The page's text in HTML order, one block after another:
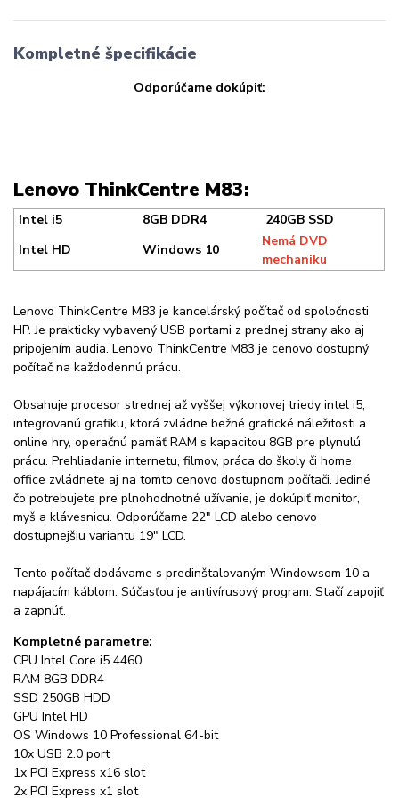
Kompletné špecifikácie
Odporúčame dokúpiť:
Lenovo ThinkCentre M83:
Intel i5 8GB DDR4
240GB SSD
Intel HD
Windows 10
Nemá DVD
mechaniku
Lenovo ThinkCentre M83 je kancelárský počítač od spoločnosti
HP. Je prakticky vybavený USB portami z prednej strany ako aj
pripojením audia. Lenovo ThinkCentre M83 je cenovo dostupný
počítač na každodennú prácu.
Obsahuje procesor strednej až vyššej výkonovej triedy intel i5,
integrovanú grafiku, ktorá zvládne bežné grafické náležitosti a
online hry, operačnú pamäť RAM s kapacitou 8GB pre plynulú
prácu. Prehliadanie internetu, filmov, práca do školy či home
office zvládnete aj na tomto cenovo dostupnom počítači. Jediné
čo potrebujete pre plnohodnotné užívanie, je dokúpiť monitor,
myš a klávesnicu. Odporúčame 22" LCD alebo cenovo
dostupnejšiu variantu 19" LCD.
Tento počítač dodávame s predinštalovaným Windowsom 10 a
napájacím káblom. Súčasťou je antivírusový program. Stačí zapojiť
a zapnúť.
Kompletné parametre:
CPU Intel Core i5 4460
RAM 8GB DDR4
SSD 250GB HDD
GPU Intel HD
OS Windows 10 Professional 64-bit
10x USB 2.0 port
1x PCI Express x16 slot
2x PCI Express x1 slot